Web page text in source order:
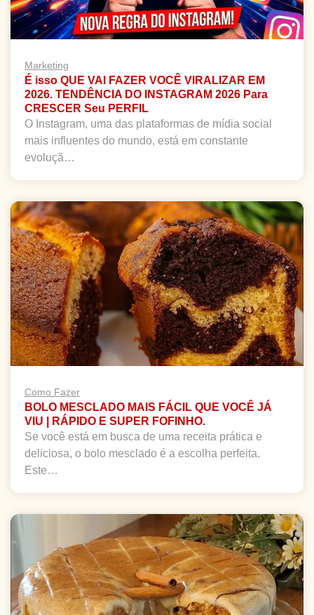
Marketing
É isso QUE VAI FAZER VOCÊ VIRALIZAR EM
2026. TENDÊNCIA DO INSTAGRAM 2026 Para
CRESCER Seu PERFIL
O Instagram, uma das plataformas de mídia social
mais influentes do mundo, está em constante
evoluçã…
Como Fazer
BOLO MESCLADO MAIS FÁCIL QUE VOCÊ JÁ
VIU | RÁPIDO E SUPER FOFINHO.
Se você está em busca de uma receita prática e
deliciosa, o bolo mesclado é a escolha perfeita.
Este…